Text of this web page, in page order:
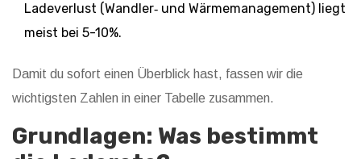
Ladeverlust (Wandler‑ und Wärmemanagement) liegt
meist bei 5-10%.
Damit du sofort einen Überblick hast, fassen wir die
wichtigsten Zahlen in einer Tabelle zusammen.
Grundlagen: Was bestimmt